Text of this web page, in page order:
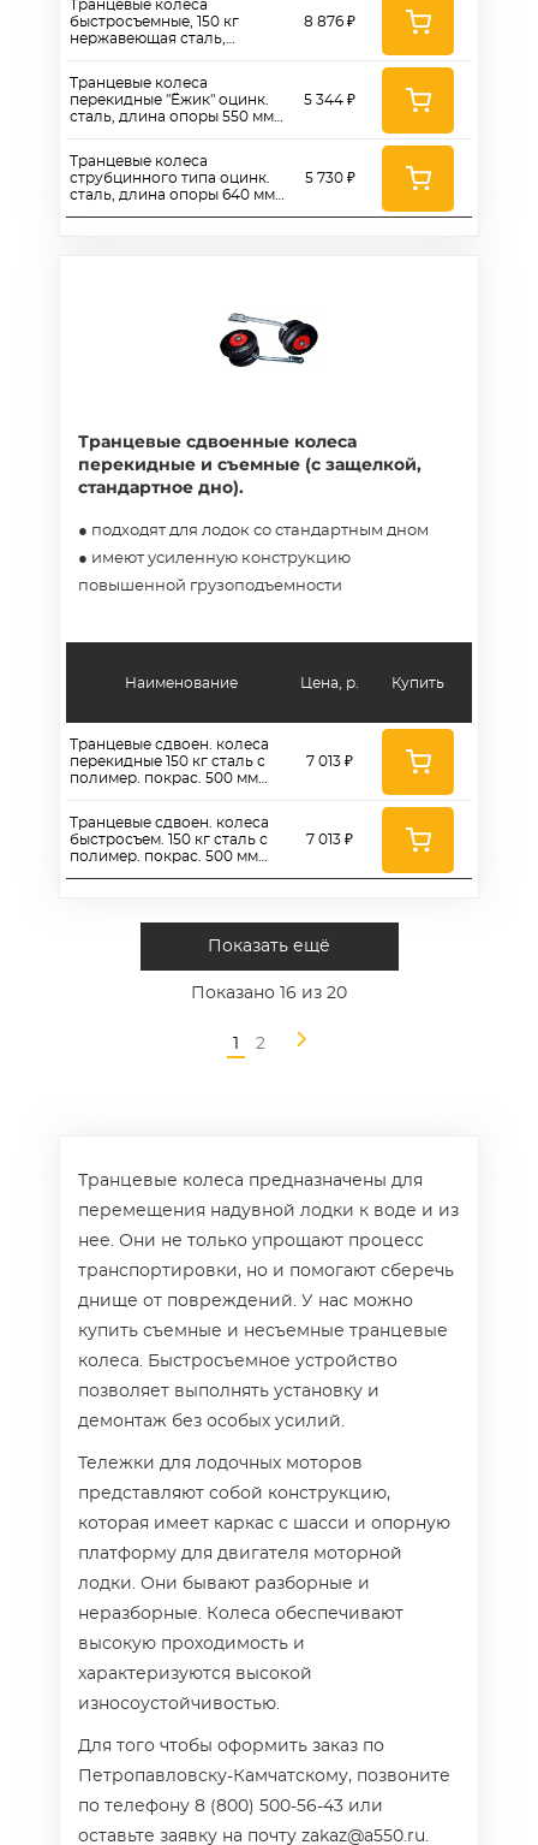
Транцевые колеса
быстросъемные, 150 кг
нержавеющая сталь,
Транцевые колеса
перекидные "Ёжик" оцинк.
сталь, длина опоры 550 мм
Транцевые колеса
струбцинного типа оцинк.
сталь, длина опоры 640 мм
8 876 ₽
5 344 ₽
5 730 ₽
Транцевые сдвоенные колеса
перекидные и съемные (с защелкой,
стандартное дно).
● подходят для лодок со стандартным дном
● имеют усиленную конструкцию
повышенной грузоподъемности
Наименование
Транцевые сдвоен. колеса
перекидные 150 кг сталь с
полимер. покрас. 500 мм
Транцевые сдвоен. колеса
быстросъем. 150 кг сталь с
полимер. покрас. 500 мм
Цена, р.
7 013 ₽
7 013 ₽
Купить
Показать ещё
Показано 16 из 20
2
Транцевые колеса предназначены для
перемещения надувной лодки к воде и из
нее. Они не только упрощают процесс
транспортировки, но и помогают сберечь
днище от повреждений. У нас можно
купить съемные и несъемные транцевые
колеса. Быстросъемное устройство
позволяет выполнять установку и
демонтаж без особых усилий.
Тележки для лодочных моторов
представляют собой конструкцию,
которая имеет каркас с шасси и опорную
платформу для двигателя моторной
лодки. Они бывают разборные и
неразборные. Колеса обеспечивают
высокую проходимость и
характеризуются высокой
износоустойчивостью.
Для того чтобы оформить заказ по
Петропавловску-Камчатскому, позвоните
по телефону 8 (800) 500-56-43 или
оставьте заявку на почту zakaz@a550.ru.